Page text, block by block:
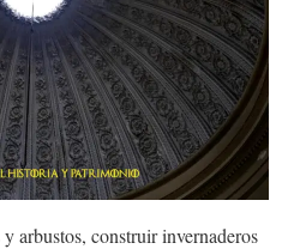
arbustos, construir invernaderos